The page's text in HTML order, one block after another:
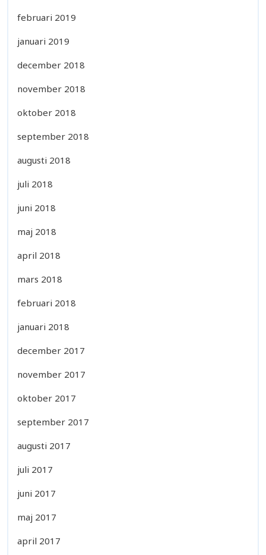
februari 2019
januari 2019
december 2018
november 2018
oktober 2018
september 2018
augusti 2018
juli 2018
juni 2018
maj 2018
april 2018
mars 2018
februari 2018
januari 2018
december 2017
november 2017
oktober 2017
september 2017
augusti 2017
juli 2017
juni 2017
maj 2017
april 2017